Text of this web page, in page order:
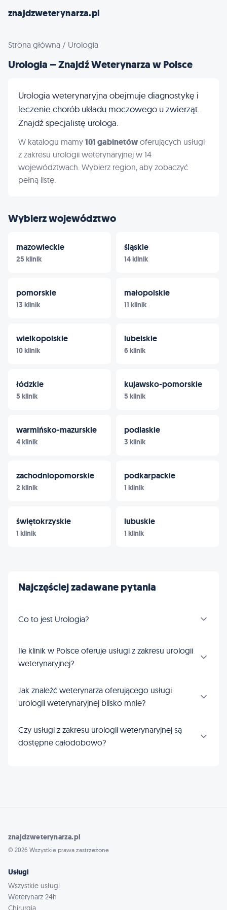
znajdzweterynarza.pl
Strona główna / Urologia
Urologia – Znajdź Weterynarza w Polsce
Urologia weterynaryjna obejmuje diagnostykę i
leczenie chorób układu moczowego u zwierząt.
Znajdź specjalistę urologa.
W katalogu mamy 101 gabinetów oferujących usługi
z zakresu urologii weterynaryjnej w 14
województwach. Wybierz region, aby zobaczyć
pełną listę.
Wybierz województwo
mazowieckie
25 klinik
śląskie
14 klinik
pomorskie
13 klinik
małopolskie
11 klinik
wielkopolskie
10 klinik
lubelskie
6 klinik
łódzkie
5 klinik
kujawsko-pomorskie
5 klinik
warmińsko-mazurskie
4 klinik
podlaskie
3 klinik
zachodniopomorskie
2 klinik
podkarpackie
1 klinik
świętokrzyskie
1 klinik
lubuskie
1 klinik
Najczęściej zadawane pytania
Co to jest Urologia?
Ile klinik w Polsce oferuje usługi z zakresu urologii
weterynaryjnej?
Jak znaleźć weterynarza oferującego usługi
urologii weterynaryjnej blisko mnie?
Czy usługi z zakresu urologii weterynaryjnej są
dostępne całodobowo?
znajdzweterynarza.pl
© 2026 Wszystkie prawa zastrzeżone
Usługi
Wszystkie usługi
Weterynarz 24h
Chirurgia